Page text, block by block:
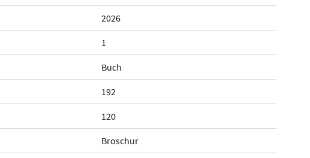
2026
1
Buch
192
120
Broschur